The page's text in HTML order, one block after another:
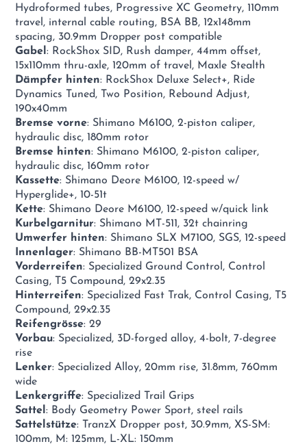
Hydroformed tubes, Progressive XC Geometry, 110mm
travel, internal cable routing, BSA BB, 12x148mm
spacing, 30.9mm Dropper post compatible
Gabel: RockShox SID, Rush damper, 44mm offset,
15x110mm thru-axle, 120mm of travel, Maxle Stealth
Dämpfer hinten: RockShox Deluxe Select+, Ride
Dynamics Tuned, Two Position, Rebound Adjust,
190x40mm
Bremse vorne: Shimano M6100, 2-piston caliper,
hydraulic disc, 180mm rotor
Bremse hinten: Shimano M6100, 2-piston caliper,
hydraulic disc, 160mm rotor
Kassette: Shimano Deore M6100, 12-speed w/
Hyperglide+, 10-51t
Kette: Shimano Deore M6100, 12-speed w/quick link
Kurbelgarnitur: Shimano MT-511, 32t chainring
Umwerfer hinten: Shimano SLX M7100, SGS, 12-speed
Innenlager: Shimano BB-MT501 BSA
Vorderreifen: Specialized Ground Control, Control
Casing, T5 Compound, 29x2.35
Hinterreifen: Specialized Fast Trak, Control Casing, T5
Compound, 29x2.35
Reifengrösse: 29
Vorbau: Specialized, 3D-forged alloy, 4-bolt, 7-degree
rise
Lenker: Specialized Alloy, 20mm rise, 31.8mm, 760mm
wide
Lenkergriffe: Specialized Trail Grips
Sattel: Body Geometry Power Sport, steel rails
Sattelstütze: TranzX Dropper post, 30.9mm, XS-SM:
100mm, M: 125mm, L-XL: 150mm